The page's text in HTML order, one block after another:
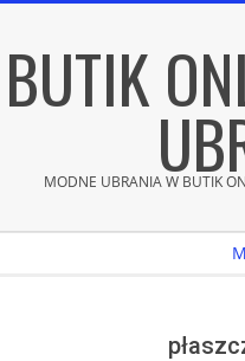
content
BUTIK
MODNE UBRANIA W BUTIK